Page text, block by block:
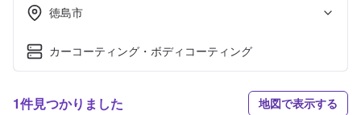
徳島市
カーコーティング・ボディコーティング
1件見つかりました 地図で表示する